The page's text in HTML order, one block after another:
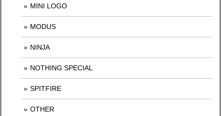
MINI LOGO
MODUS
NINJA
NOTHING SPECIAL
SPITFIRE
OTHER